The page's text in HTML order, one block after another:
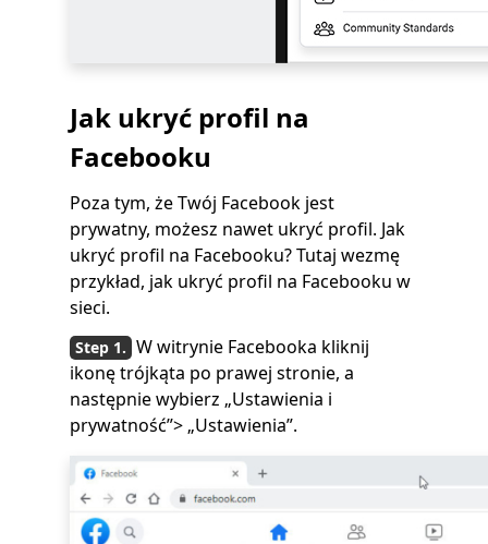
Jak ukryć profil na
Facebooku
Poza tym, że Twój Facebook jest
prywatny, możesz nawet ukryć profil. Jak
ukryć profil na Facebooku? Tutaj wezmę
przykład, jak ukryć profil na Facebooku w
sieci.
W witrynie Facebooka kliknij
ikonę trójkąta po prawej stronie, a
następnie wybierz „Ustawienia i
prywatność”> „Ustawienia”.